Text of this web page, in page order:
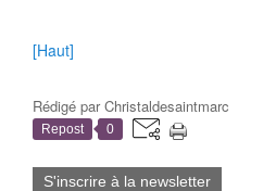
[Haut]
Rédigé parChristaldesaintmarc
Repost 0
S'inscrire à la newsletter